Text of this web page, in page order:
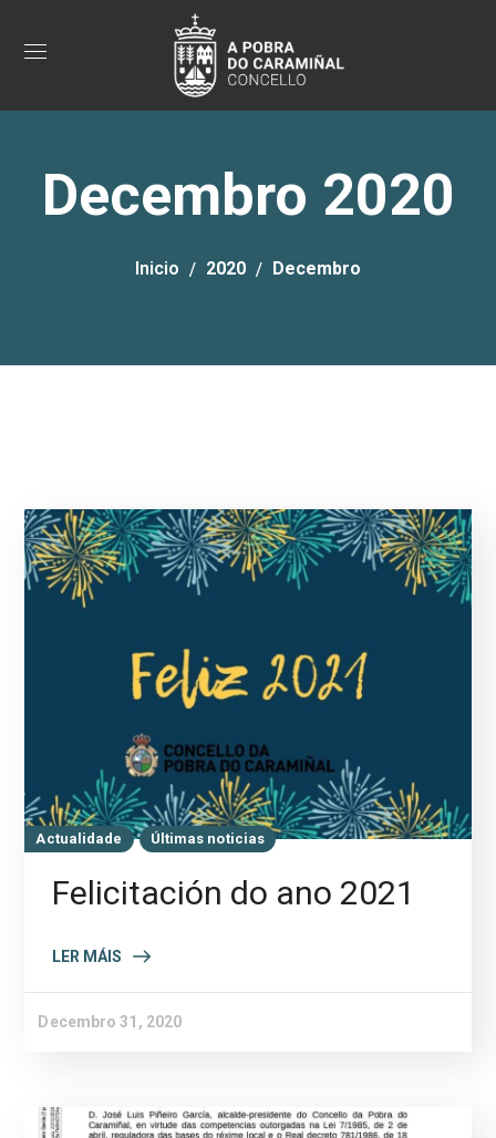
Decembro 2020
Inicio 2020 Decembro
Actualidade Últimas noticias
Felicitación do ano 2021
LER MÁIS
Decembro 31, 2020